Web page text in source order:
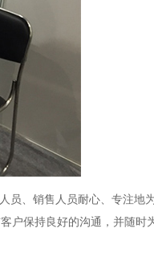
员、销售人员耐心、专注地
户保持良好的沟通，并随时